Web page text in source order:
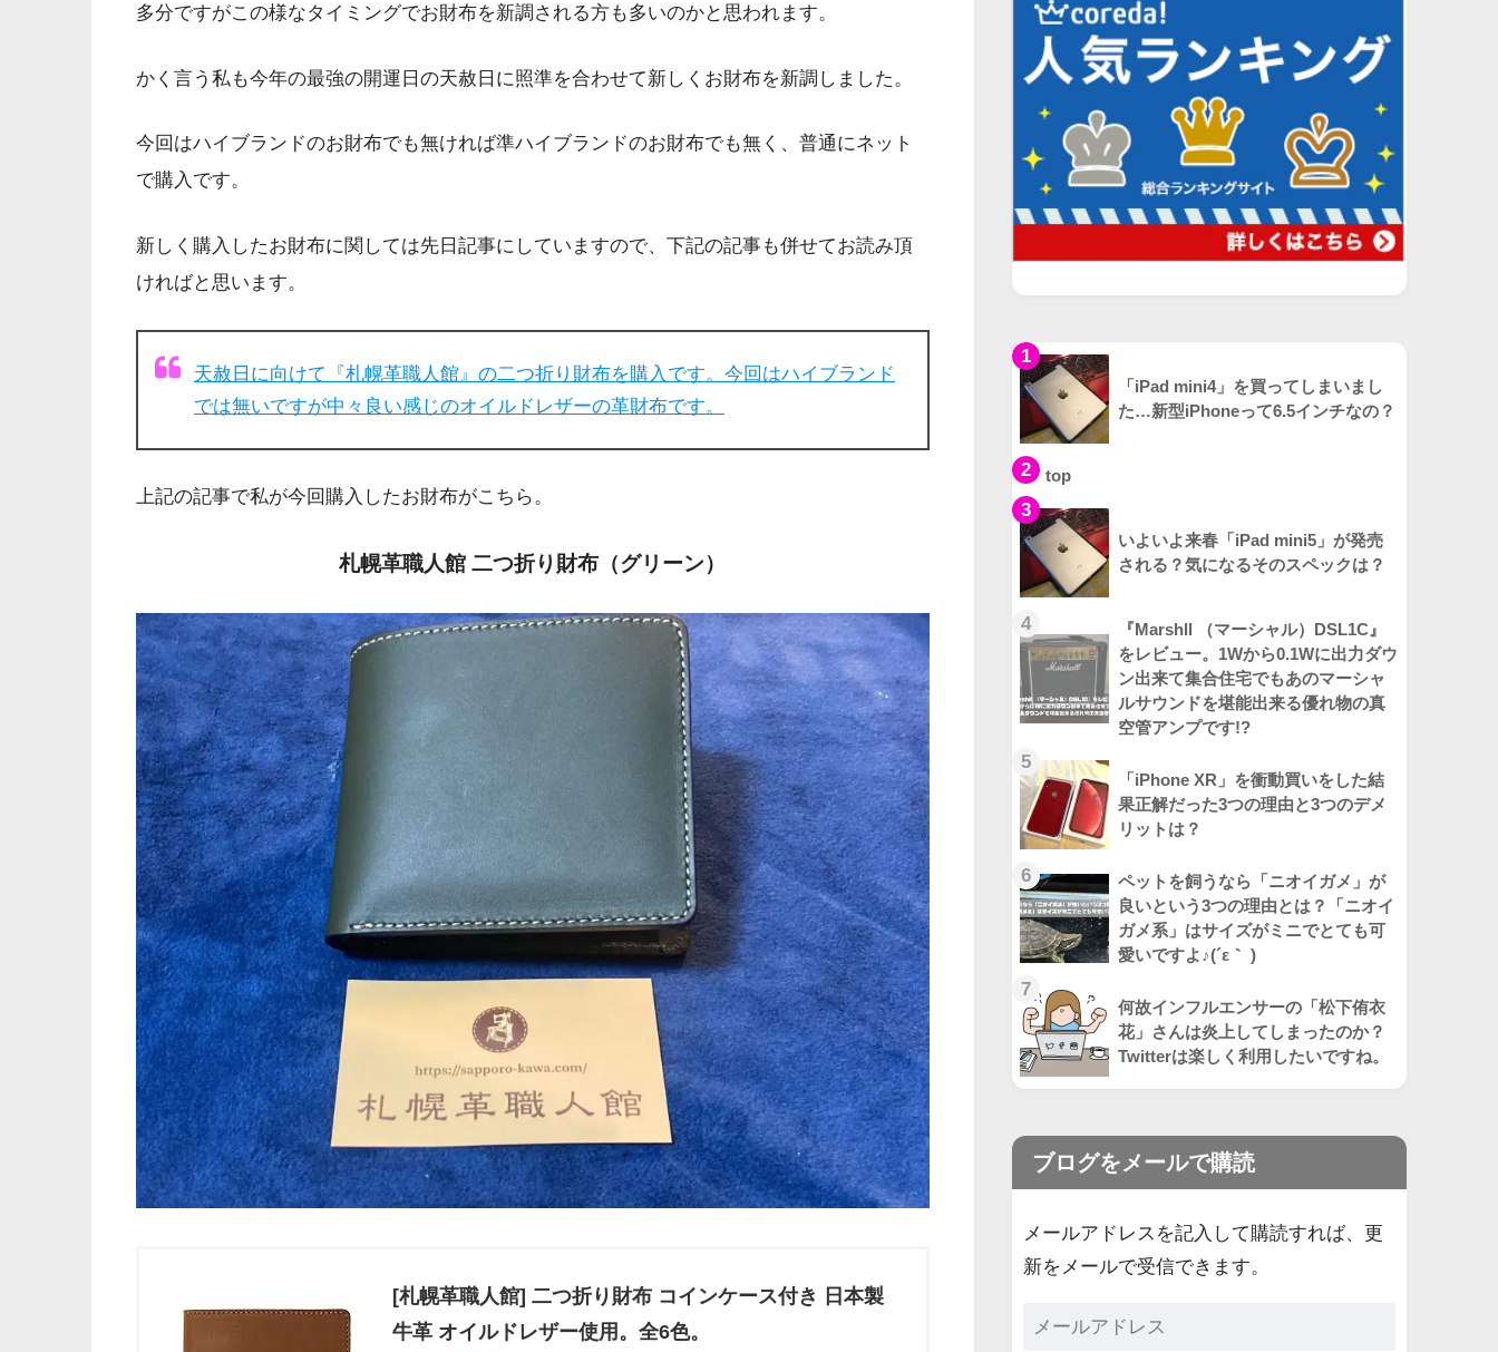
多分ですがこの様なタイミングでお財布を新調される方も多いのかと思われます。
かく言う私も今年の最強の開運日の天赦日に照準を合わせて新しくお財布を新調しました。
今回はハイブランドのお財布でも無ければ準ハイブランドのお財布でも無く、普通にネット
で購入です。
新しく購入したお財布に関しては先日記事にしていますので、下記の記事も併せてお読み頂
ければと思います。
天赦日に向けて『札幌革職人館』の二つ折り財布を購入です。今回はハイブランド
では無いですが中々良い感じのオイルドレザーの革財布です。
上記の記事で私が今回購入したお財布がこちら。
札幌革職人館 二つ折り財布（グリーン）
[札幌革職人館] 二つ折り財布 コインケース付き 日本製
牛革 オイルドレザー使用。全6色。
1
「iPad mini4」を買ってしまいまし
た…新型iPhoneって6.5インチなの？
2 top
3
いよいよ来春「iPad mini5」が発売
される？気になるそのスペックは？
4
『Marshll （マーシャル）DSL1C』
をレビュー。1Wから0.1Wに出力ダウ
ン出来て集合住宅でもあのマーシャ
ルサウンドを堪能出来る優れ物の真
空管アンプです!?
5
「iPhone XR」を衝動買いをした結
果正解だった3つの理由と3つのデメ
リットは？
6
ペットを飼うなら「ニオイガメ」が
良いという3つの理由とは？「ニオイ
ガメ系」はサイズがミニでとても可
愛いですよ♪(´ε｀ )
7
何故インフルエンサーの「松下侑衣
花」さんは炎上してしまったのか？
Twitterは楽しく利用したいですね。
ブログをメールで購読
メールアドレスを記入して購読すれば、更
新をメールで受信できます。